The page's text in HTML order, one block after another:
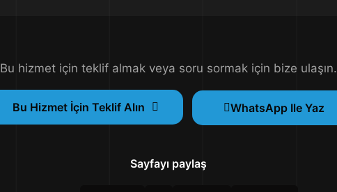
Bu hizmet için teklif almak veya soru sormak için bize ulaşın.
Bu Hizmet İçin Teklif Alın WhatsApp Ile Yaz
Sayfayı paylaş